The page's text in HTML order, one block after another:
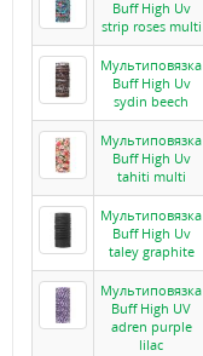
Buff High Uv
strip roses multi
Мультиповязка
Buff High Uv
sydin beech
Мультиповязка
Buff High Uv
tahiti multi
Мультиповязка
Buff High Uv
taley graphite
Мультиповязка
Buff High UV
adren purple
lilac